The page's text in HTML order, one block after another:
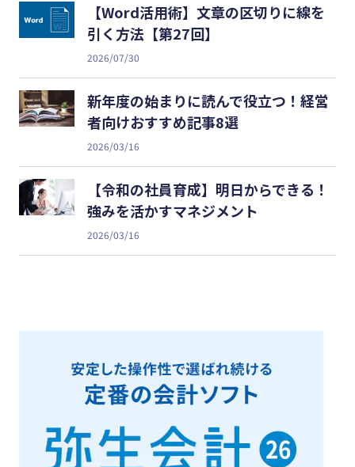
【Word活用術】文章の区切りに線を
引く方法【第27回】
2026/07/30
新年度の始まりに読んで役立つ！経営
者向けおすすめ記事8選
2026/03/16
【令和の社員育成】明日からできる！
強みを活かすマネジメント
2026/03/16